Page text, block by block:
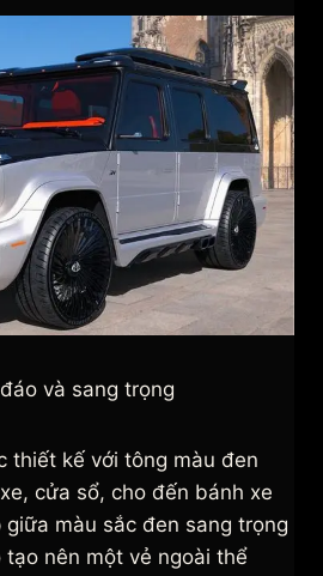
và sang trọng
thiết kế với tông màu đen
cửa sổ, cho đến bánh xe
màu sắc đen sang trọng
nên một vẻ ngoài thể